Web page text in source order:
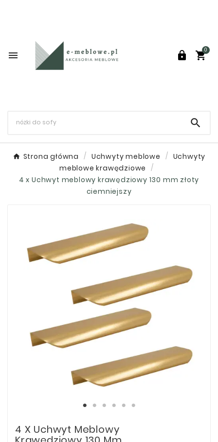
  
0

Strona główna Uchwyty meblowe
Uchwyty
meblowe krawędziowe
4 x Uchwyt meblowy krawędziowy 130 mm złoty
ciemniejszy
4 X Uchwyt Meblowy